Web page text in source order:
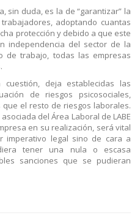
sin duda, es la de “garantizar” la
adoptando cuantas
protección y debido a que este
independencia del sector de la
de trabajo, todas las empresas
cuestión, deja establecidas las
de riesgos psicosociales,
el resto de riesgos laborales.
del Área Laboral de LABE
en su realización, será vital
imperativo legal sino de cara a
tener una nula o escasa
sanciones que se pudieran